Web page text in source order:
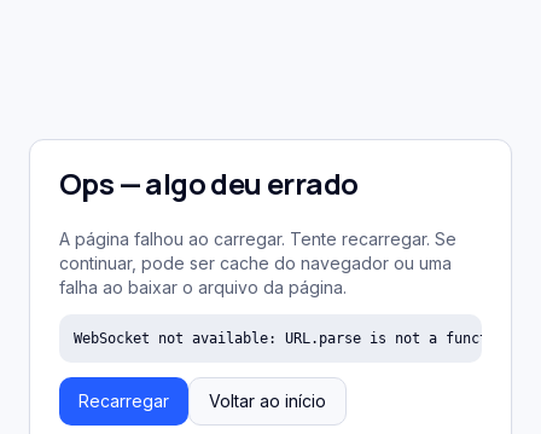
Ops — algo deu errado
A página falhou ao carregar. Tente recarregar. Se
continuar, pode ser cache do navegador ou uma
falha ao baixar o arquivo da página.
WebSocket not available: URL.parse is not a function
Recarregar Voltar ao início